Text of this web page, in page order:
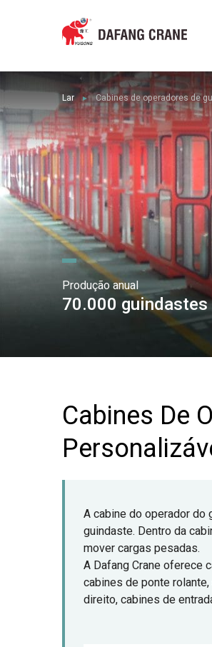
Lar ► Cabines de operadores de
Produção anual
70.000 guindastes
Cabines De
A cabine do operador
guindaste. Dentro da
mover cargas pesadas.
A Dafang Crane oferece
cabines de ponte
direito, cabines de